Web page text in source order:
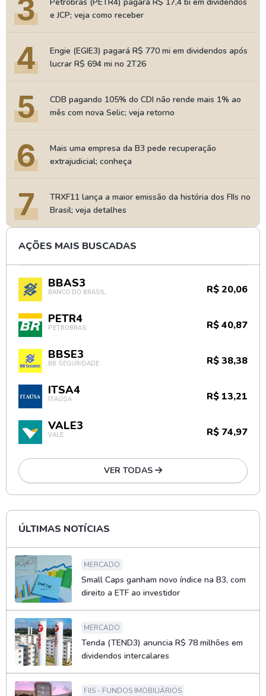
3
e JCP; veja como receber
4
Engie (EGIE3) pagará R$ 770 mi em dividendos após
lucrar R$ 694 mi no 2T26
5
CDB pagando 105% do CDI não rende mais 1% ao
mês com nova Selic; veja retorno
6
Mais uma empresa da B3 pede recuperação
extrajudicial; conheça
7
TRXF11 lança a maior emissão da história dos FIIs no
Brasil; veja detalhes
AÇÕES MAIS BUSCADAS
BBAS3
BANCO DO BRASIL R$ 20,06
PETR4
PETROBRAS R$ 40,87
BBSE3
BB SEGURIDADE R$ 38,38
ITSA4
ITAÚSA R$ 13,21
VALE3
VALE R$ 74,97
VER TODAS
ÚLTIMAS NOTÍCIAS
MERCADO
Small Caps ganham novo índice na B3, com
direito a ETF ao investidor
MERCADO
Tenda (TEND3) anuncia R$ 78 milhões em
dividendos intercalares
FIIS - FUNDOS IMOBILIÁRIOS